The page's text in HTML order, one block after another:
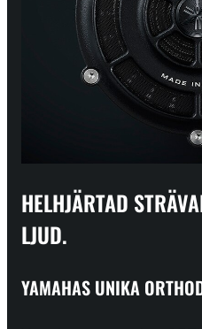
HELHJÄRTAD
LJUD.
YAMAHAS UNIKA